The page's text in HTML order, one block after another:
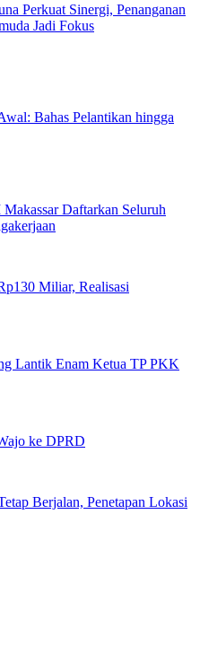
Perkuat Sinergi, Penanganan
Jadi Fokus
Bahas Pelantikan hingga
Daftarkan Seluruh
Miliar, Realisasi
Lantik Enam Ketua TP PKK
ke DPRD
Berjalan, Penetapan Lokasi